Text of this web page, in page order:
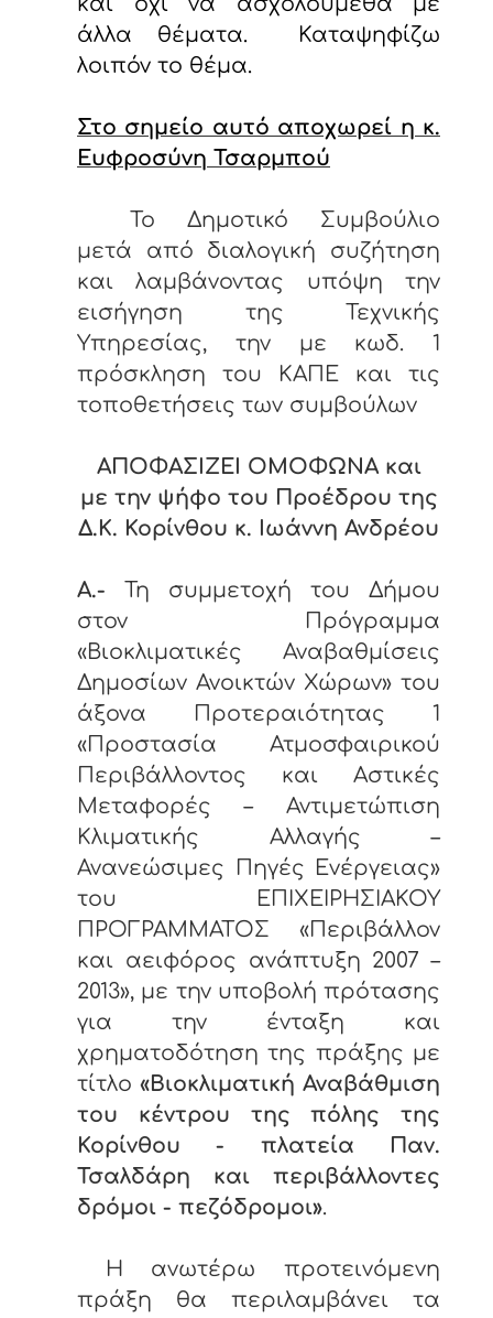
άλλα θέματα. Καταψηφίζω
λοιπόν το θέμα.
Στο σημείο αυτό αποχωρεί η κ.
Ευφροσύνη Τσαρμπού
Το Δημοτικό Συμβούλιο
μετά από διαλογική συζήτηση
και λαμβάνοντας υπόψη την
εισήγηση της Τεχνικής
Υπηρεσίας, την με κωδ. 1
πρόσκληση του ΚΑΠΕ και τις
τοποθετήσεις των συμβούλων
ΑΠΟΦΑΣΙΖΕΙ ΟΜΟΦΩΝΑ και
με την ψήφο του Προέδρου της
Δ.Κ. Κορίνθου κ. Ιωάννη Ανδρέου
Α.- Τη συμμετοχή του Δήμου
στον Πρόγραμμα
«Βιοκλιματικές Αναβαθμίσεις
Δημοσίων Ανοικτών Χώρων» του
άξονα Προτεραιότητας 1
«Προστασία Ατμοσφαιρικού
Περιβάλλοντος και Αστικές
Μεταφορές – Αντιμετώπιση
Κλιματικής Αλλαγής –
Ανανεώσιμες Πηγές Ενέργειας»
του ΕΠΙΧΕΙΡΗΣΙΑΚΟΥ
ΠΡΟΓΡΑΜΜΑΤΟΣ «Περιβάλλον
και αειφόρος ανάπτυξη 2007 –
2013», με την υποβολή πρότασης
για την ένταξη και
χρηματοδότηση της πράξης με
τίτλο «Βιοκλιματική Αναβάθμιση
του κέντρου της πόλης της
Κορίνθου - πλατεία Παν.
Τσαλδάρη και περιβάλλοντες
δρόμοι - πεζόδρομοι».
Η ανωτέρω προτεινόμενη
πράξη θα περιλαμβάνει τα